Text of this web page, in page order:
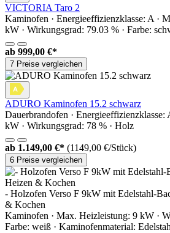
VICTORIA Taro 2
Kaminofen · Energieeffizienzklasse: A ·
kW · Wirkungsgrad: 79.03 % · Farbe:
ab 999,00 €*
7 Preise vergleichen
ADURO Kaminofen 15.2 schwarz
Dauerbrandofen ·
kW · Wirkungsgrad: 78 % · Holz
ab 1.149,00 €* (1149,00 €/Stück)
6 Preise vergleichen
- Holzofen Verso F 9kW mit Edelstahl-
& Kochen
Kaminofen · Max. Heizleistung: 9 kW ·
Farbe: weiß · Kaminofenmaterial: